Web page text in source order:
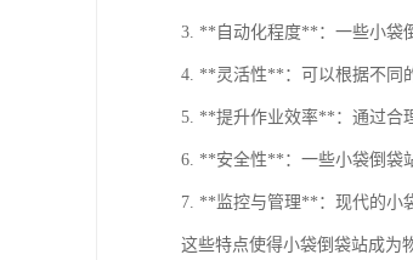
3. **自动化程度**：一些小袋
4. **灵活性**：可以根据不同
5. **提升作业效率**：通过合
6. **安全性**：一些小袋倒袋
7. **监控与管理**：现代的小
这些特点使得小袋倒袋站成为